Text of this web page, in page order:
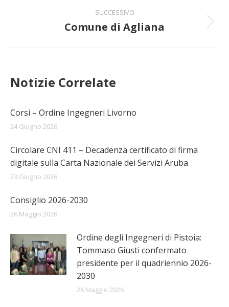
SUCCESSIVO
Prossimo
Comune di Agliana
Notizie Correlate
Corsi – Ordine Ingegneri Livorno
24 Giugno 2026
Circolare CNI 411 – Decadenza certificato di firma
digitale sulla Carta Nazionale dei Servizi Aruba
23 Giugno 2026
Consiglio 2026-2030
26 Maggio 2026
Ordine degli Ingegneri di Pistoia:
Tommaso Giusti confermato
presidente per il quadriennio 2026-
2030
26 Maggio 2026